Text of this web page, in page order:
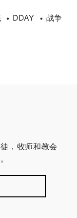
• DDAY • 战争
，牧师和教会